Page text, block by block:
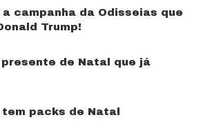
campanha da Odisseias que
Trump!
de Natal que já
packs de Natal